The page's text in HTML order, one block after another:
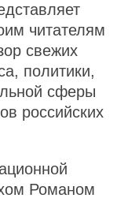
читателям
свежих
политики,
сферы
российских
Романом